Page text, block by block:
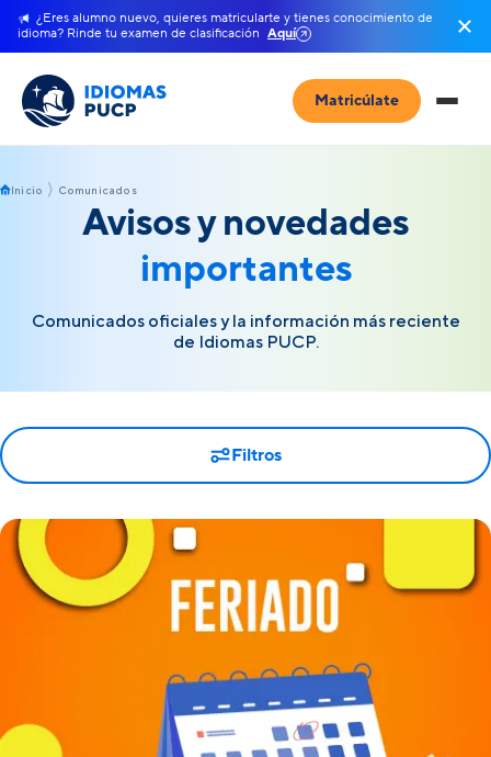
¿Eres alumno nuevo, quieres matricularte y tienes conocimiento de
idioma? Rinde tu examen de clasificación Aquí
Matricúlate
Inicio Comunicados
Avisos y novedades
importantes
Comunicados oficiales y la información más reciente
de Idiomas PUCP.
Filtros